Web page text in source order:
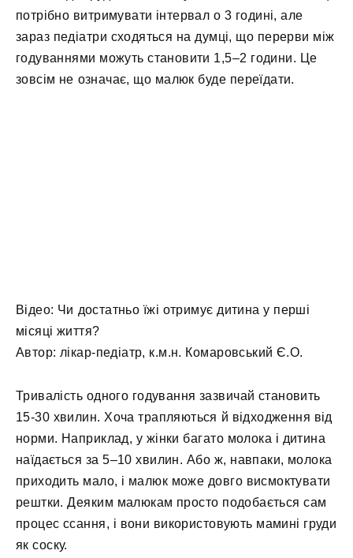
потрібно витримувати інтервал о 3 годині, але
зараз педіатри сходяться на думці, що перерви між
годуваннями можуть становити 1,5–2 години. Це
зовсім не означає, що малюк буде переїдати.
Відео: Чи достатньо їжі отримує дитина у перші
місяці життя?
Автор: лікар-педіатр, к.м.н. Комаровський Є.О.
Тривалість одного годування зазвичай становить
15-30 хвилин. Хоча трапляються й відходження від
норми. Наприклад, у жінки багато молока і дитина
наїдається за 5–10 хвилин. Або ж, навпаки, молока
приходить мало, і малюк може довго висмоктувати
рештки. Деяким малюкам просто подобається сам
процес ссання, і вони використовують мамині груди
як соску.